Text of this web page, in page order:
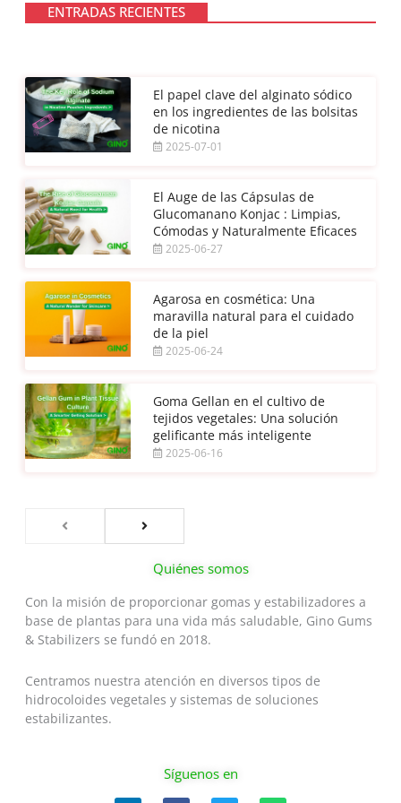
ENTRADAS RECIENTES
El papel clave del alginato sódico
en los ingredientes de las bolsitas
de nicotina
2025-07-01
El Auge de las Cápsulas de
Glucomanano Konjac : Limpias,
Cómodas y Naturalmente Eficaces
2025-06-27
Agarosa en cosmética: Una
maravilla natural para el cuidado
de la piel
2025-06-24
Goma Gellan en el cultivo de
tejidos vegetales: Una solución
gelificante más inteligente
2025-06-16
Quiénes somos
Con la misión de proporcionar gomas y estabilizadores a
base de plantas para una vida más saludable, Gino Gums
& Stabilizers se fundó en 2018.
Centramos nuestra atención en diversos tipos de
hidrocoloides vegetales y sistemas de soluciones
estabilizantes.
Síguenos en